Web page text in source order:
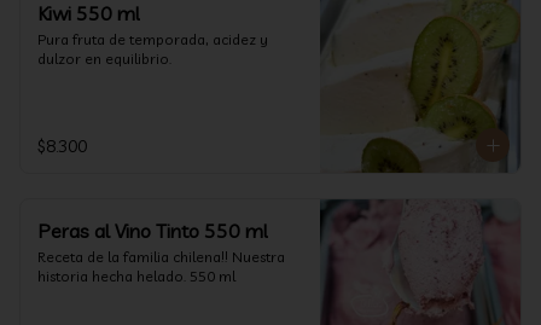
Kiwi 550 ml
Pura fruta de temporada, acidez y
dulzor en equilibrio.
$8.300
Peras al Vino Tinto 550 ml
Receta de la familia chilena!! Nuestra
historia hecha helado. 550 ml